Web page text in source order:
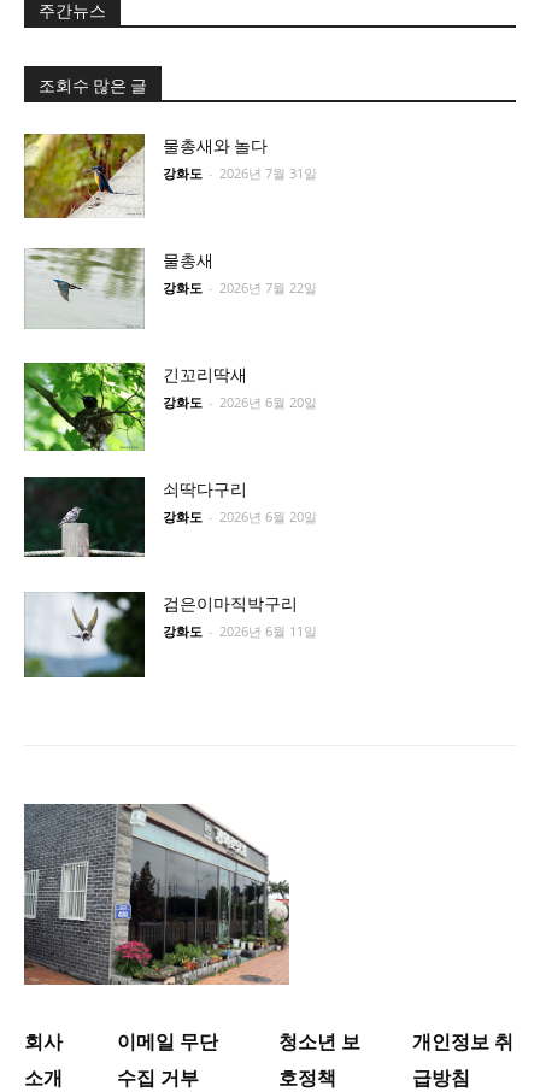
주간뉴스
조회수 많은 글
물총새와 놀다
강화도 - 2026년 7월 31일
물총새
강화도 - 2026년 7월 22일
긴꼬리딱새
강화도 - 2026년 6월 20일
쇠딱다구리
강화도 - 2026년 6월 20일
검은이마직박구리
강화도 - 2026년 6월 11일
회사
소개
이메일 무단
수집 거부
청소년 보
호정책
개인정보 취
급방침